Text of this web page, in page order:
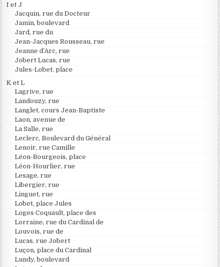
I et J
Jacquin, rue du Docteur
Jamin, boulevard
Jard, rue du
Jean-Jacques Rousseau, rue
Jeanne d’Arc, rue
Jobert Lucas, rue
Jules-Lobet, place
K et L
Lagrive, rue
Landouzy, rue
Langlet, cours Jean-Baptiste
Laon, avenue de
La Salle, rue
Leclerc, Boulevard du Général
Lenoir, rue Camille
Léon-Bourgeois, place
Léon-Hourlier, rue
Lesage, rue
Libergier, rue
Linguet, rue
Lobet, place Jules
Loges Coquault, place des
Lorraine, rue du Cardinal de
Louvois, rue de
Lucas, rue Jobert
Luçon, place du Cardinal
Lundy, boulevard